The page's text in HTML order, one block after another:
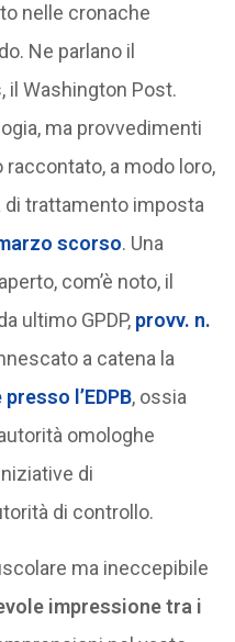
nelle cronache
Ne parlano il
il Washington Post.
ma provvedimenti
a modo loro,
trattamento imposta
scorso. Una
com’è noto, il
ultimo GPDP, provv. n.
a catena la
l’EDPB, ossia
omologhe
di
di controllo.
ma ineccepibile
impressione tra i